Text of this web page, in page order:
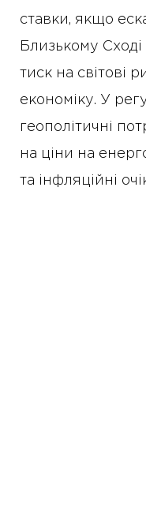
ставки, якщо
Близькому
тиск на світові
економіку. У
геополітичні
на ціни на
та інфляційні